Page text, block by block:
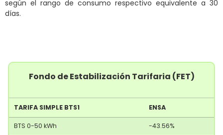
según el rango de consumo respectivo equivalente a 30
días.
Fondo de Estabilización Tarifaria (FET)
TARIFA SIMPLE BTS1
ENSA
TARIFA SIMPLE BTS1
ENSA
BTS 0-50 kWh
-43.56%